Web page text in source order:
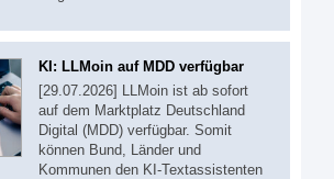
KI: LLMoin auf MDD verfügbar
[29.07.2026] LLMoin ist ab sofort
auf dem Marktplatz Deutschland
Digital (MDD) verfügbar. Somit
können Bund, Länder und
Kommunen den KI-Textassistenten